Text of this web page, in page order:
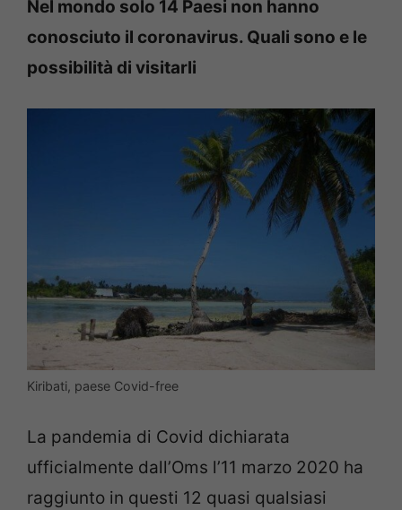
Nel mondo solo 14 Paesi non hanno
conosciuto il coronavirus. Quali sono e le
possibilità di visitarli
Kiribati, paese Covid-free
La pandemia di Covid dichiarata
ufficialmente dall’Oms l’11 marzo 2020 ha
raggiunto in questi 12 quasi qualsiasi